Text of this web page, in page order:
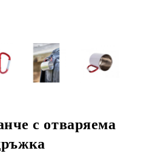
с отваряема